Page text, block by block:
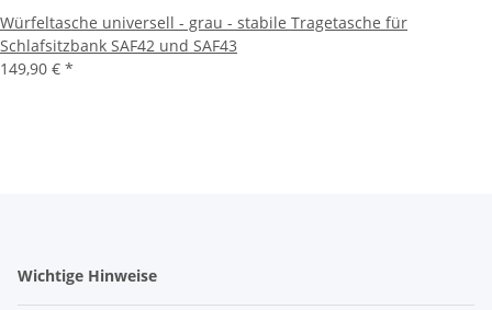
Würfeltasche universell - grau - stabile Tragetasche für
Schlafsitzbank SAF42 und SAF43
149,90 € *
Wichtige Hinweise